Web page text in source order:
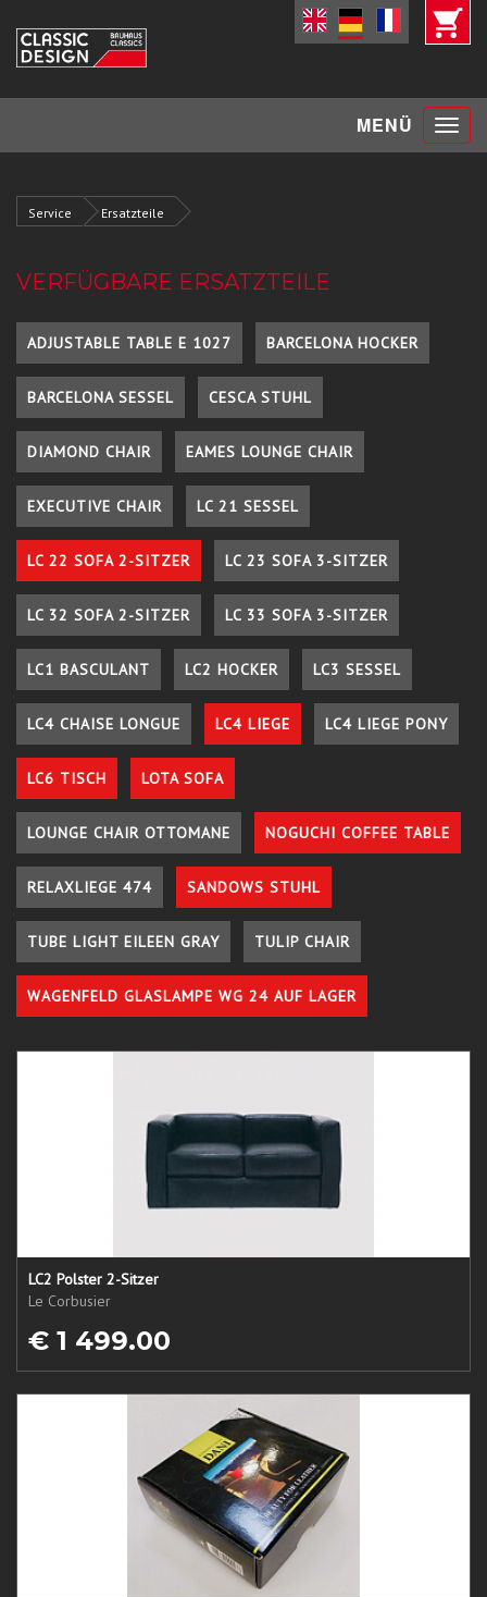
MENÜ Toggle
Service Ersatzteile
VERFÜGBARE ERSATZTEILE
ADJUSTABLE TABLE E 1027 BARCELONA HOCKER
BARCELONA SESSEL CESCA STUHL
DIAMOND CHAIR EAMES LOUNGE CHAIR
EXECUTIVE CHAIR LC 21 SESSEL
LC 22 SOFA 2-SITZER LC 23 SOFA 3-SITZER
LC 32 SOFA 2-SITZER LC 33 SOFA 3-SITZER
LC1 BASCULANT LC2 HOCKER LC3 SESSEL
LC4 CHAISE LONGUE LC4 LIEGE LC4 LIEGE PONY
LC6 TISCH LOTA SOFA
LOUNGE CHAIR OTTOMANE NOGUCHI COFFEE TABLE
RELAXLIEGE 474 SANDOWS STUHL
TUBE LIGHT EILEEN GRAY TULIP CHAIR
WAGENFELD GLASLAMPE WG 24 AUF LAGER
LC2 Polster 2-Sitzer
Le Corbusier
€ 1 499.00